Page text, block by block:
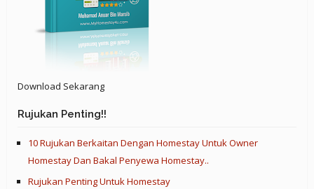
Download Sekarang
Rujukan Penting!!
10 Rujukan Berkaitan Dengan Homestay Untuk Owner
Homestay Dan Bakal Penyewa Homestay..
Rujukan Penting Untuk Homestay